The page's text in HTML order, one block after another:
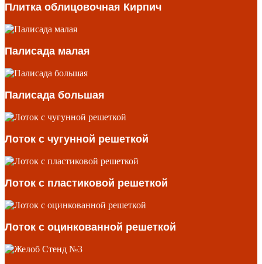
Плитка облицовочная Кирпич
Палисада малая
Палисада большая
Лоток с чугунной решеткой
Лоток с пластиковой решеткой
Лоток с оцинкованной решеткой